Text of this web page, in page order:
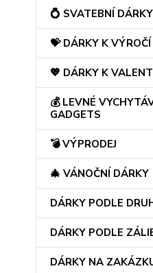
💍 SVATEBNÍ DÁRKY
💝 DÁRKY K VÝROČÍ
💖 DÁRKY K
💰 LEVNÉ
GADGETS
💣 VÝPRODEJ
🎄 VÁNOČNÍ DÁRKY
DÁRKY PODLE
DÁRKY PODLE
DÁRKY NA